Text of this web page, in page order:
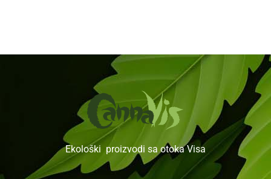
Ekološki proizvodi sa otoka Visa